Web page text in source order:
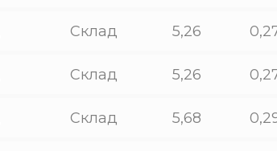
Склад 5,26
Склад 5,26
Склад 5,68